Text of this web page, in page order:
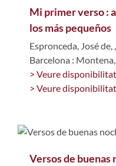
Mi primer verso :
los más pequeños
Espronceda, José de, ,
Barcelona :
> Veure
> Veure
Versos de buenas